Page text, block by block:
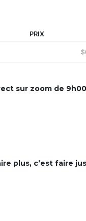
PRIX
sur zoom de
plus, c’est faire